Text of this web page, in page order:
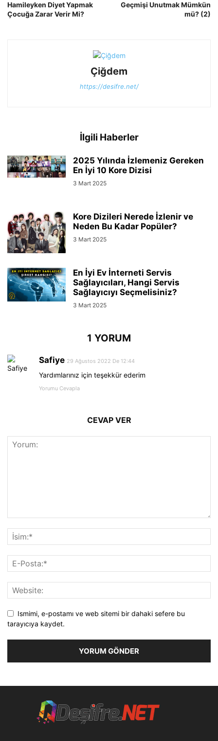
Hamileyken Diyet Yapmak
Çocuğa Zarar Verir Mi?
Geçmişi Unutmak Mümkün
mü? (2)
Çiğdem
https://desifre.net/
İlgili Haberler
2025 Yılında İzlemeniz Gereken
En İyi 10 Kore Dizisi
3 Mart 2025
Kore Dizileri Nerede İzlenir ve
Neden Bu Kadar Popüler?
3 Mart 2025
En İyi Ev İnterneti Servis
Sağlayıcıları, Hangi Servis
Sağlayıcıyı Seçmelisiniz?
3 Mart 2025
1 YORUM
Safiye 29 Ağustos 2022 De 12:44
Yardımlarınız için teşekkür ederim
Yorumu Cevapla
CEVAP VER
Ismimi, e-postamı ve web sitemi bir dahaki sefere bu
tarayıcıya kaydet.